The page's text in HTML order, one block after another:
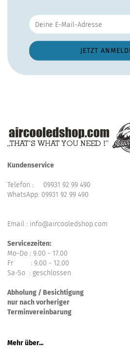
Kundenservice
Telefon : 09931 92 99 490
WhatsApp: 09931 92 99 490
Email : info@aircooledshop.com
Servicezeiten:
Mo-Do : 9.00 - 17.00
Fr : 9.00 - 12.00
Sa-So : geschlossen
Abholung / Besichtigung
nur nach vorheriger
Terminvereinbarung
Mehr über...